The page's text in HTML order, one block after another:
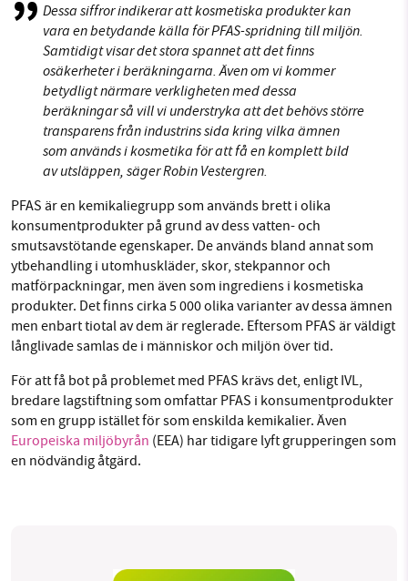
Dessa siffror indikerar att kosmetiska produkter kan
vara en betydande källa för PFAS-spridning till miljön.
Samtidigt visar det stora spannet att det finns
osäkerheter i beräkningarna. Även om vi kommer
betydligt närmare verkligheten med dessa
beräkningar så vill vi understryka att det behövs större
transparens från industrins sida kring vilka ämnen
som används i kosmetika för att få en komplett bild
av utsläppen, säger Robin Vestergren.
PFAS är en kemikaliegrupp som används brett i olika
konsumentprodukter på grund av dess vatten- och
smutsavstötande egenskaper. De används bland annat som
ytbehandling i utomhuskläder, skor, stekpannor och
matförpackningar, men även som ingrediens i kosmetiska
produkter. Det finns cirka 5 000 olika varianter av dessa ämnen
men enbart tiotal av dem är reglerade. Eftersom PFAS är väldigt
långlivade samlas de i människor och miljön över tid.
För att få bot på problemet med PFAS krävs det, enligt IVL,
bredare lagstiftning som omfattar PFAS i konsumentprodukter
som en grupp istället för som enskilda kemikalier. Även
Europeiska miljöbyrån (EEA) har tidigare lyft grupperingen som
en nödvändig åtgärd.